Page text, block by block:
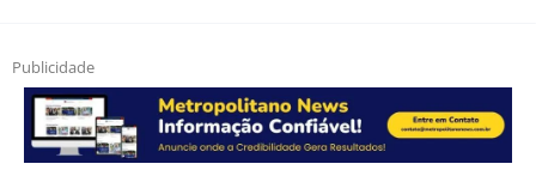
Publicidade